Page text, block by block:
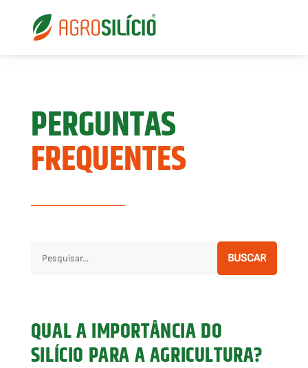
PERGUNTAS
FREQUENTES
BUSCAR
QUAL A IMPORTÂNCIA DO
SILÍCIO PARA A AGRICULTURA?